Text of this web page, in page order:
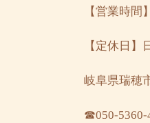
【営業時間
【定休日】
岐阜県瑞穂
☎︎050-5360-